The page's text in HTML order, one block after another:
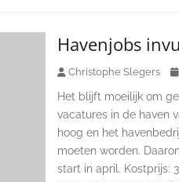
Havenjobs
Christophe Slegers
Het blijft moeilijk om
vacatures in de haven
hoog en het
moeten worden.
start in april. Kostprijs: